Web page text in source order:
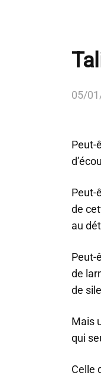
05/
Peut-
Peut-
de
au
Peut-
de
de
Mais
qui
Celle